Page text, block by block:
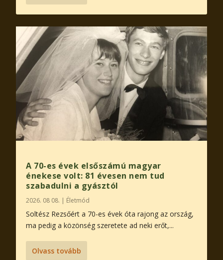
A 70-es évek elsőszámú magyar
énekese volt: 81 évesen nem tud
szabadulni a gyásztól
2026. 08 08. | Életmód
Soltész Rezsőért a 70-es évek óta rajong az ország,
ma pedig a közönség szeretete ad neki erőt,...
Olvass tovább